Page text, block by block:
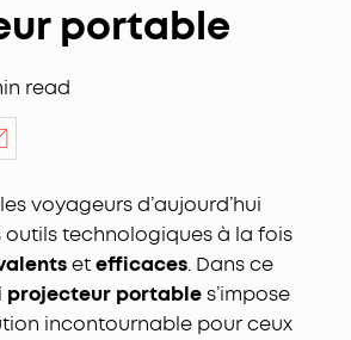
portable
read
voyageurs d’aujourd’hui
outils technologiques à la fois
etefficaces. Dans ce
projecteur portables’impose
incontournable pour ceux